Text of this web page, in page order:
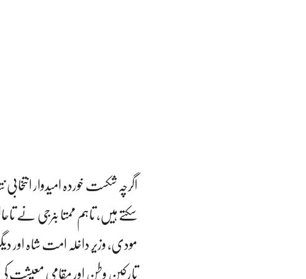
اگرچہ شکست خوردہ امیدوار
سکتے ہیں، تاہم ممتا بنرجی نے
مودی، وزیر داخلہ امت شاہ